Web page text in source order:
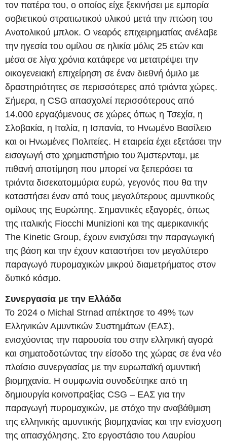
τον πατέρα του, ο οποίος είχε ξεκινήσει με εμπορία
σοβιετικού στρατιωτικού υλικού μετά την πτώση του
Ανατολικού μπλοκ. Ο νεαρός επιχειρηματίας ανέλαβε
την ηγεσία του ομίλου σε ηλικία μόλις 25 ετών και
μέσα σε λίγα χρόνια κατάφερε να μετατρέψει την
οικογενειακή επιχείρηση σε έναν διεθνή όμιλο με
δραστηριότητες σε περισσότερες από τριάντα χώρες.
Σήμερα, η CSG απασχολεί περισσότερους από
14.000 εργαζόμενους σε χώρες όπως η Τσεχία, η
Σλοβακία, η Ιταλία, η Ισπανία, το Ηνωμένο Βασίλειο
και οι Ηνωμένες Πολιτείες. Η εταιρεία έχει εξετάσει την
εισαγωγή στο χρηματιστήριο του Άμστερνταμ, με
πιθανή αποτίμηση που μπορεί να ξεπεράσει τα
τριάντα δισεκατομμύρια ευρώ, γεγονός που θα την
καταστήσει έναν από τους μεγαλύτερους αμυντικούς
ομίλους της Ευρώπης. Σημαντικές εξαγορές, όπως
της ιταλικής Fiocchi Munizioni και της αμερικανικής
The Kinetic Group, έχουν ενισχύσει την παραγωγική
της βάση και την έχουν καταστήσει τον μεγαλύτερο
παραγωγό πυρομαχικών μικρού διαμετρήματος στον
δυτικό κόσμο.
Συνεργασία με την Ελλάδα
Το 2024 ο Michal Strnad απέκτησε το 49% των
Ελληνικών Αμυντικών Συστημάτων (ΕΑΣ),
ενισχύοντας την παρουσία του στην ελληνική αγορά
και σηματοδοτώντας την είσοδο της χώρας σε ένα νέο
πλαίσιο συνεργασίας με την ευρωπαϊκή αμυντική
βιομηχανία. Η συμφωνία συνοδεύτηκε από τη
δημιουργία κοινοπραξίας CSG – ΕΑΣ για την
παραγωγή πυρομαχικών, με στόχο την αναβάθμιση
της ελληνικής αμυντικής βιομηχανίας και την ενίσχυση
της απασχόλησης. Στο εργοστάσιο του Λαυρίου